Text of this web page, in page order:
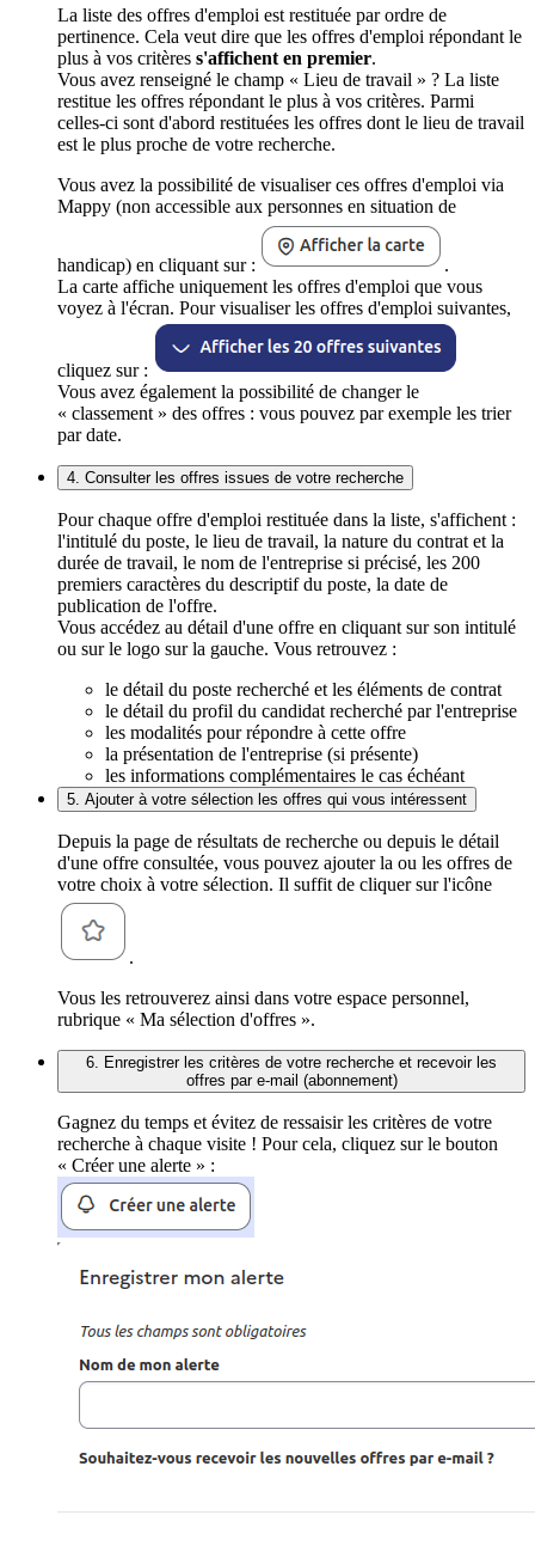
La liste des offres d'emploi est restituée par ordre de
pertinence. Cela veut dire que les offres d'emploi répondant le
plus à vos critères s'affichent en premier.
Vous avez renseigné le champ « Lieu de travail » ? La liste
restitue les offres répondant le plus à vos critères. Parmi
celles-ci sont d'abord restituées les offres dont le lieu de travail
est le plus proche de votre recherche.
Vous avez la possibilité de visualiser ces offres d'emploi via
Mappy (non accessible aux personnes en situation de
handicap) en cliquant sur :
.
La carte affiche uniquement les offres d'emploi que vous
voyez à l'écran. Pour visualiser les offres d'emploi suivantes,
cliquez sur :
Vous avez également la possibilité de changer le
« classement » des offres : vous pouvez par exemple les trier
par date.
4. Consulter les offres issues de votre recherche
Pour chaque offre d'emploi restituée dans la liste, s'affichent :
l'intitulé du poste, le lieu de travail, la nature du contrat et la
durée de travail, le nom de l'entreprise si précisé, les 200
premiers caractères du descriptif du poste, la date de
publication de l'offre.
Vous accédez au détail d'une offre en cliquant sur son intitulé
ou sur le logo sur la gauche. Vous retrouvez :
le détail du poste recherché et les éléments de contrat
le détail du profil du candidat recherché par l'entreprise
les modalités pour répondre à cette offre
la présentation de l'entreprise (si présente)
les informations complémentaires le cas échéant
5. Ajouter à votre sélection les offres qui vous intéressent
Depuis la page de résultats de recherche ou depuis le détail
d'une offre consultée, vous pouvez ajouter la ou les offres de
votre choix à votre sélection. Il suffit de cliquer sur l'icône
.
Vous les retrouverez ainsi dans votre espace personnel,
rubrique « Ma sélection d'offres ».
6. Enregistrer les critères de votre recherche et recevoir les
offres par e-mail (abonnement)
Gagnez du temps et évitez de ressaisir les critères de votre
recherche à chaque visite ! Pour cela, cliquez sur le bouton
« Créer une alerte » :